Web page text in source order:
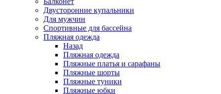
Двусторонние купальники
Для мужчин
Спортивные для бассейна
Пляжная одежда
Назад
Пляжная одежда
Пляжные платья и сарафаны
Пляжные шорты
Пляжные туники
Пляжные юбки